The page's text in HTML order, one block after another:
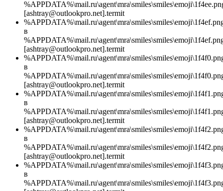
[ashtray@outlookpro.net].termit
в
[ashtray@outlookpro.net].termit
в
[ashtray@outlookpro.net].termit
в
[ashtray@outlookpro.net].termit
в
[ashtray@outlookpro.net].termit
в